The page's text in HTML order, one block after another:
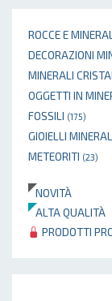
ROCCE E
DECORAZIONI
MINERALI
OGGETTI IN
FOSSILI (175)
GIOIELLI
METEORITI (23)
NOVITÀ
ALTA QUALITÀ
PRODOTTI